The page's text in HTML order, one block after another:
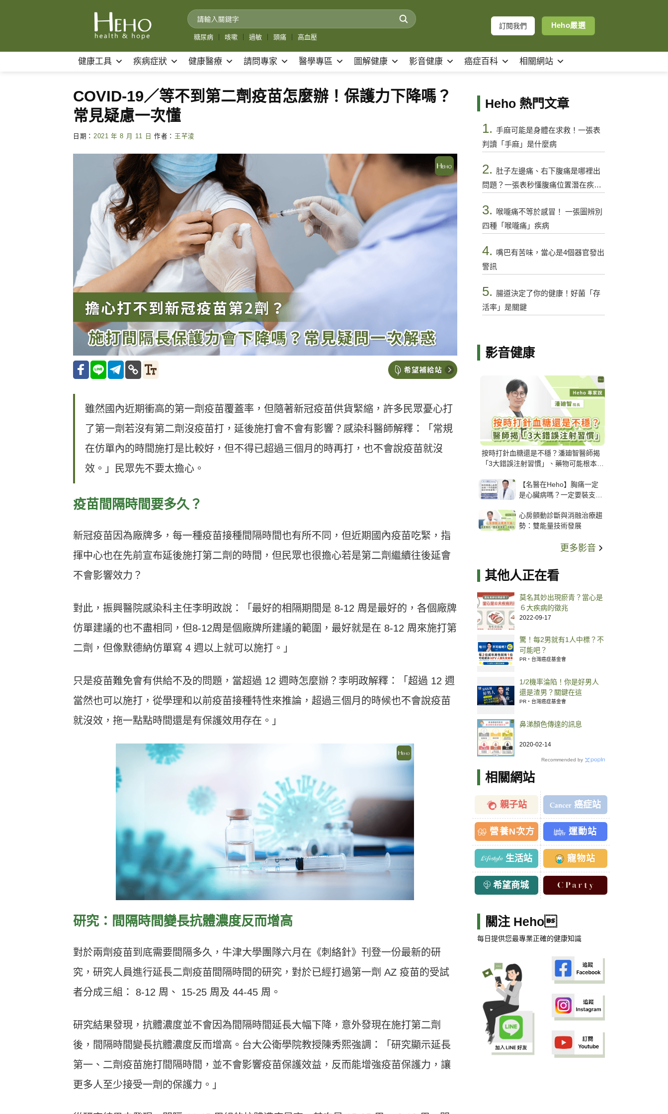
糖尿病 咳嗽 過敏 頭痛 高血壓
訂閱我們 Heho嚴選
健康工具 疾病症狀 健康醫療 請問專家 醫學專區 圖解健康 影音健康 癌症百科 相關網站
COVID-19／等不到第二劑疫苗怎麼辦！保護力下降嗎？
常見疑慮一次懂
日期： 2021 年 8 月 11 日 作者： 王芊淩
雖然國內近期衝高的第一劑疫苗覆蓋率，但隨著新冠疫苗供貨緊縮，許多民眾憂心打
了第一劑若沒有第二劑沒疫苗打，延後施打會不會有影響？感染科醫師解釋：「常規
在仿單內的時間施打是比較好，但不得已超過三個月的時再打，也不會說疫苗就沒
效。」民眾先不要太擔心。
疫苗間隔時間要多久？
新冠疫苗因為廠牌多，每一種疫苗接種間隔時間也有所不同，但近期國內疫苗吃緊，指
揮中心也在先前宣布延後施打第二劑的時間，但民眾也很擔心若是第二劑繼續往後延會
不會影響效力？
對此，振興醫院感染科主任李明政說：「最好的相隔期間是 8-12 周是最好的，各個廠牌
仿單建議的也不盡相同，但8-12周是個廠牌所建議的範圍，最好就是在 8-12 周來施打第
二劑，但像默德納仿單寫 4 週以上就可以施打。」
只是疫苗難免會有供給不及的問題，當超過 12 週時怎麼辦？李明政解釋：「超過 12 週
當然也可以施打，從學理和以前疫苗接種特性來推論，超過三個月的時候也不會說疫苗
就沒效，拖一點點時間還是有保護效用存在。」
研究：間隔時間變長抗體濃度反而增高
對於兩劑疫苗到底需要間隔多久，牛津大學團隊六月在《刺絡針》刊登一份最新的研
究，研究人員進行延長二劑疫苗間隔時間的研究，對於已經打過第一劑 AZ 疫苗的受試
者分成三組： 8-12 周、 15-25 周及 44-45 周。
研究結果發現，抗體濃度並不會因為間隔時間延長大幅下降，意外發現在施打第二劑
後，間隔時間變長抗體濃度反而增高。台大公衛學院教授陳秀熙強調：「研究顯示延長
第一、二劑疫苗施打間隔時間，並不會影響疫苗保護效益，反而能增強疫苗保護力，讓
更多人至少接受一劑的保護力。」
Heho 熱門文章
1. 手麻可能是身體在求救！一張表
判讀「手麻」是什麼病
2. 肚子左邊痛、右下腹痛是哪裡出
問題？一張表秒懂腹痛位置潛在疾病
3.
喉嚨痛不等於感冒！ 一張圖辨別
四種「喉嚨痛」疾病
4. 嘴巴有苦味，當心是4個器官發出
警訊
5. 腸道決定了你的健康！好菌「存
活率」是關鍵
影音健康
按時打針血糖還是不穩？潘廸智醫師揭
「3大錯誤注射習慣」、藥物可能根本沒
【名醫在Heho】胸痛一定
是心臟病嗎？一定要裝支
解析支架種類、風險與選擇
關鍵
心房顫動診斷與消融治療趨
勢：雙能量技術發展
更多影音
其他人正在看
莫名其妙出現瘀青？當心是
６大疾病的徵兆
2022-09-17
驚！每2男就有1人中標？不
可能吧？
PR・台灣癌症基金會
1/2機率淪陷！你是好男人
還是渣男？關鍵在這
PR・台灣癌症基金會
鼻涕顏色傳達的訊息
2020-02-14
Recommended by
相關網站
親子站 癌症站
營養N次方 運動站
生活站 寵物站
希望商城
關注 Heho
每日提供您最專業正確的健康知識